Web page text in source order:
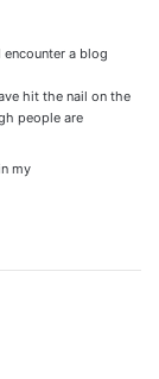
encounter a blog
hit the nail on the
people are
my